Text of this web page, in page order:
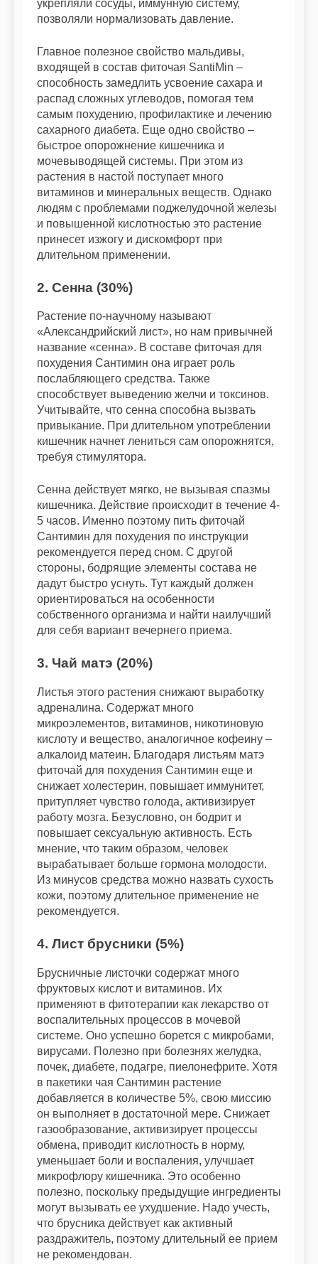
укрепляли сосуды, иммунную систему,
позволяли нормализовать давление.
Главное полезное свойство мальдивы,
входящей в состав фиточая SantiMin –
способность замедлить усвоение сахара и
распад сложных углеводов, помогая тем
самым похудению, профилактике и лечению
сахарного диабета. Еще одно свойство –
быстрое опорожнение кишечника и
мочевыводящей системы. При этом из
растения в настой поступает много
витаминов и минеральных веществ. Однако
людям с проблемами поджелудочной железы
и повышенной кислотностью это растение
принесет изжогу и дискомфорт при
длительном применении.
2. Сенна (30%)
Растение по-научному называют
«Александрийский лист», но нам привычней
название «сенна». В составе фиточая для
похудения Сантимин она играет роль
послабляющего средства. Также
способствует выведению желчи и токсинов.
Учитывайте, что сенна способна вызвать
привыкание. При длительном употреблении
кишечник начнет лениться сам опорожнятся,
требуя стимулятора.
Сенна действует мягко, не вызывая спазмы
кишечника. Действие происходит в течение 4-
5 часов. Именно поэтому пить фиточай
Сантимин для похудения по инструкции
рекомендуется перед сном. С другой
стороны, бодрящие элементы состава не
дадут быстро уснуть. Тут каждый должен
ориентироваться на особенности
собственного организма и найти наилучший
для себя вариант вечернего приема.
3. Чай матэ (20%)
Листья этого растения снижают выработку
адреналина. Содержат много
микроэлементов, витаминов, никотиновую
кислоту и вещество, аналогичное кофеину –
алкалоид матеин. Благодаря листьям матэ
фиточай для похудения Сантимин еще и
снижает холестерин, повышает иммунитет,
притупляет чувство голода, активизирует
работу мозга. Безусловно, он бодрит и
повышает сексуальную активность. Есть
мнение, что таким образом, человек
вырабатывает больше гормона молодости.
Из минусов средства можно назвать сухость
кожи, поэтому длительное применение не
рекомендуется.
4. Лист брусники (5%)
Брусничные листочки содержат много
фруктовых кислот и витаминов. Их
применяют в фитотерапии как лекарство от
воспалительных процессов в мочевой
системе. Оно успешно борется с микробами,
вирусами. Полезно при болезнях желудка,
почек, диабете, подагре, пиелонефрите. Хотя
в пакетики чая Сантимин растение
добавляется в количестве 5%, свою миссию
он выполняет в достаточной мере. Снижает
газообразование, активизирует процессы
обмена, приводит кислотность в норму,
уменьшает боли и воспаления, улучшает
микрофлору кишечника. Это особенно
полезно, поскольку предыдущие ингредиенты
могут вызывать ее ухудшение. Надо учесть,
что брусника действует как активный
раздражитель, поэтому длительный ее прием
не рекомендован.